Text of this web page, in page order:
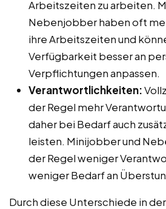
Arbeitszeiten zu arbeiten.
Nebenjobber haben oft
ihre Arbeitszeiten und
Verfügbarkeit besser an
Verpflichtungen anpassen.
Verantwortlichkeiten:
der Regel mehr
daher bei Bedarf auch
leisten. Minijobber und
der Regel weniger
weniger Bedarf an
Durch diese Unterschiede in